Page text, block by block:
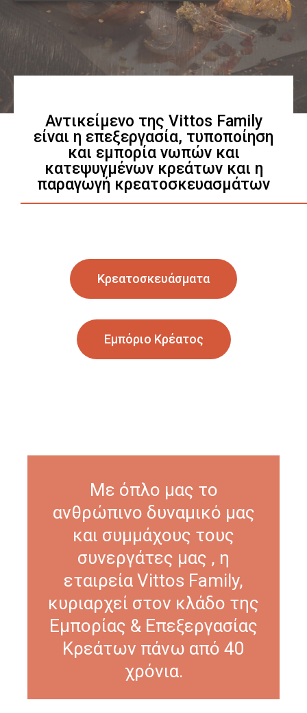
Γνωρίστε μας
Αντικείμενο της Vittos Family
είναι η επεξεργασία, τυποποίηση
και εμπορία νωπών και
κατεψυγμένων κρεάτων και η
παραγωγή κρεατοσκευασμάτων
Κρεατοσκευάσματα
Εμπόριο Κρέατος
Με όπλο μας το
ανθρώπινο δυναμικό μας
και συμμάχους τους
συνεργάτες μας , η
εταιρεία Vittos Family,
κυριαρχεί στον κλάδο της
Εμπορίας & Επεξεργασίας
Κρεάτων πάνω από 40
χρόνια.